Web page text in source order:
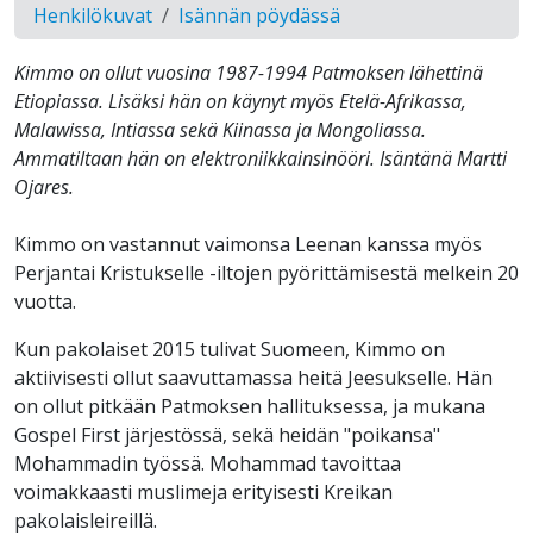
Henkilökuvat Isännän pöydässä
Kimmo on ollut vuosina 1987-1994 Patmoksen lähettinä
Etiopiassa. Lisäksi hän on käynyt myös Etelä-Afrikassa,
Malawissa, Intiassa sekä Kiinassa ja Mongoliassa.
Ammatiltaan hän on elektroniikkainsinööri. Isäntänä Martti
Ojares.
Kimmo on vastannut vaimonsa Leenan kanssa myös
Perjantai Kristukselle -iltojen pyörittämisestä melkein 20
vuotta.
Kun pakolaiset 2015 tulivat Suomeen, Kimmo on
aktiivisesti ollut saavuttamassa heitä Jeesukselle. Hän
on ollut pitkään Patmoksen hallituksessa, ja mukana
Gospel First järjestössä, sekä heidän "poikansa"
Mohammadin työssä. Mohammad tavoittaa
voimakkaasti muslimeja erityisesti Kreikan
pakolaisleireillä.